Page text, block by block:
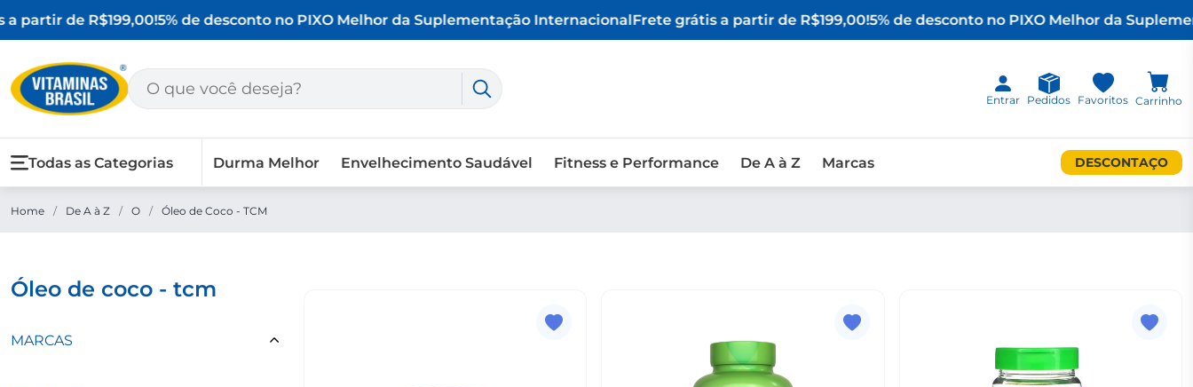
partir de R$199,00!5% de desconto no PIXO Melhor da Suplementação InternacionalFrete grátis a partir de R$199,00!5% de desconto no PIXO Melhor da
Entrar Pedidos Favoritos Carrinho
Todas as Categorias Durma Melhor Envelhecimento Saudável Fitness e Performance De A à Z Marcas DESCONTAÇO
Home / De A à Z / O / Óleo de Coco - TCM
óleo de coco - tcm
MARCAS